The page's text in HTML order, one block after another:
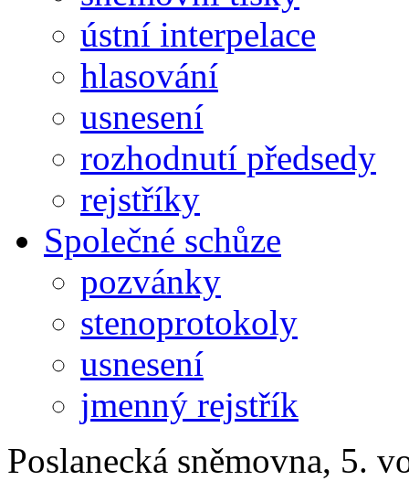
ústní interpelace
hlasování
usnesení
rozhodnutí předsedy
rejstříky
Společné schůze
pozvánky
stenoprotokoly
usnesení
jmenný rejstřík
Poslanecká sněmovna, 5.